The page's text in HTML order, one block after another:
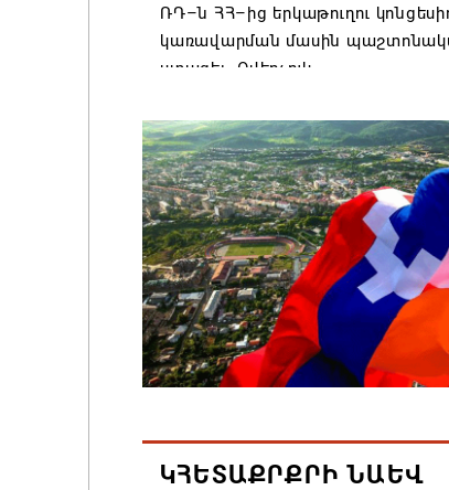
ՌԴ–ն ՀՀ–ից երկաթուղու
կառավարման մասին
ստացել. Օվերչուկ
Հայաստանյայց Առաքելական
առաջնորդը կկանգնի դատարանի
կառավարության հետ խորացող
հակամարտության պատճառով․
արձագանքը
06.08.2026 18:41
Ռուսաստանից Ադրբեջանի
06.08.2026 17:52
ԿՀԵՏԱՔՐՔՐԻ ՆԱԵՎ